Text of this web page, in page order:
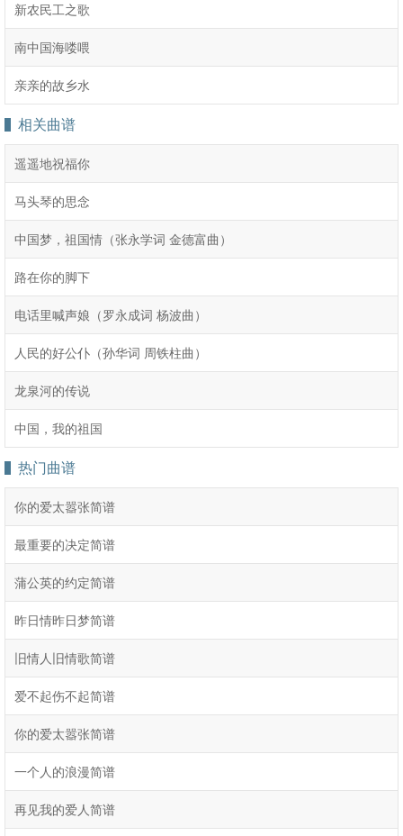
新农民工之歌
南中国海喽喂
亲亲的故乡水
相关曲谱
遥遥地祝福你
马头琴的思念
中国梦，祖国情（张永学词 金德富曲）
路在你的脚下
电话里喊声娘（罗永成词 杨波曲）
人民的好公仆（孙华词 周铁柱曲）
龙泉河的传说
中国，我的祖国
热门曲谱
你的爱太嚣张简谱
最重要的决定简谱
蒲公英的约定简谱
昨日情昨日梦简谱
旧情人旧情歌简谱
爱不起伤不起简谱
你的爱太嚣张简谱
一个人的浪漫简谱
再见我的爱人简谱